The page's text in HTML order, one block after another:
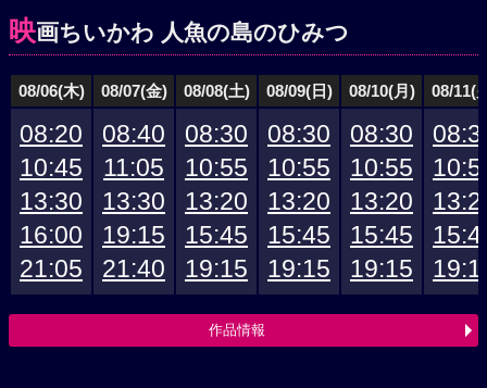
映画ちいかわ 人魚の島のひみつ
08/06(木) 08/07(金) 08/08(土) 08/09(日) 08/10(月) 08/11(
08:20
10:45
13:30
16:00
21:05
08:40
11:05
13:30
19:15
21:40
08:30
10:55
13:20
15:45
19:15
08:30
10:55
13:20
15:45
19:15
08:30
10:55
13:20
15:45
19:15
作品情報